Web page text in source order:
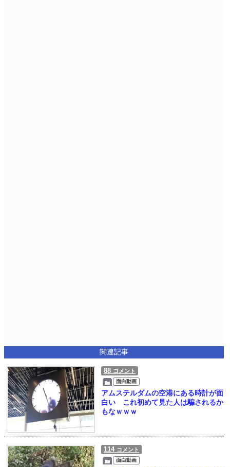
関連記事
88 コメント
面白動画
アムステルダムの空港にある時計が面
白い これ初めて見た人は騙されるか
もなｗｗｗ
114 コメント
面白動画